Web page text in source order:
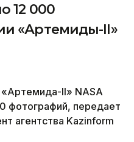
12 000
«Артемиды-II»
II» NASA
фотографий, передает
агентства Kazinform